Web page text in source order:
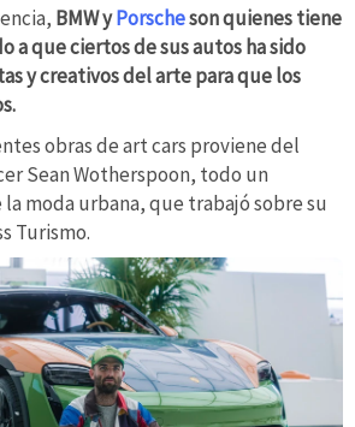
BMW yPorscheson quienes tiene
a que ciertos de sus autos ha sido
y creativos del arte para que los
obras de art cars proviene del
Sean Wotherspoon, todo un
moda urbana, que trabajó sobre su
Turismo.